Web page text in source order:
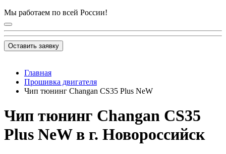
Мы работаем по всей России!
Оставить заявку
Главная
Прошивка двигателя
Чип тюнинг Changan CS35 Plus NeW
Чип тюнинг Changan CS35
Plus NeW в г. Новороссийск